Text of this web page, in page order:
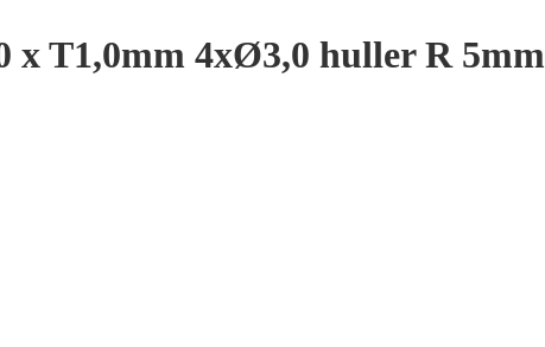
x T1,0mm 4xØ3,0 huller R 5mm